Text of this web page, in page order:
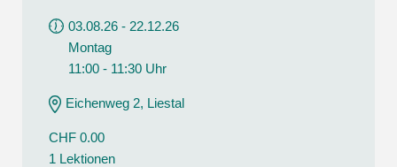
03.08.26 - 22.12.26
Montag
11:00 - 11:30 Uhr
Eichenweg 2, Liestal
CHF 0.00
1 Lektionen